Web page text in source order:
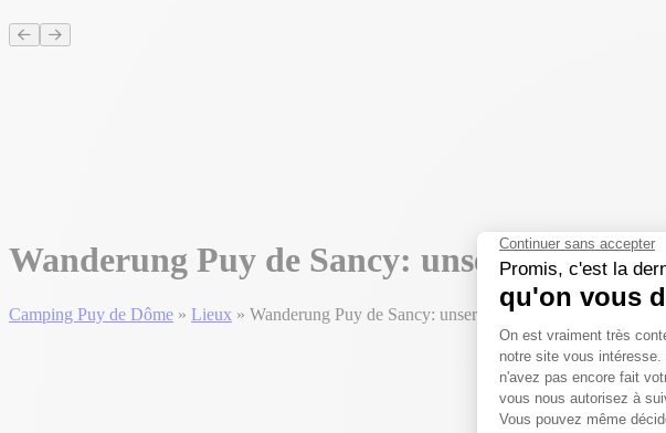
Wanderung Puy de Sancy: unsere
Camping Puy de Dôme » Lieux » Wanderung Puy de Sancy: unsere Wanderwege ab dem